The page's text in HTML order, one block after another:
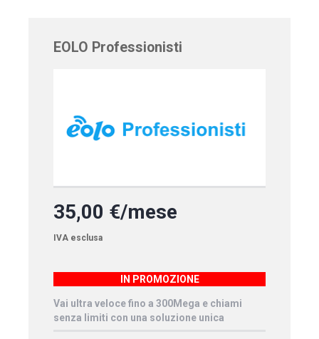
EOLO Professionisti
35,00 €/mese
IVA esclusa
IN PROMOZIONE
Vai ultra veloce fino a 300Mega e chiami
senza limiti con una soluzione unica